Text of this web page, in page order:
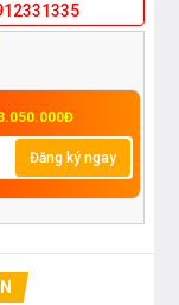
Đăng ký ngay